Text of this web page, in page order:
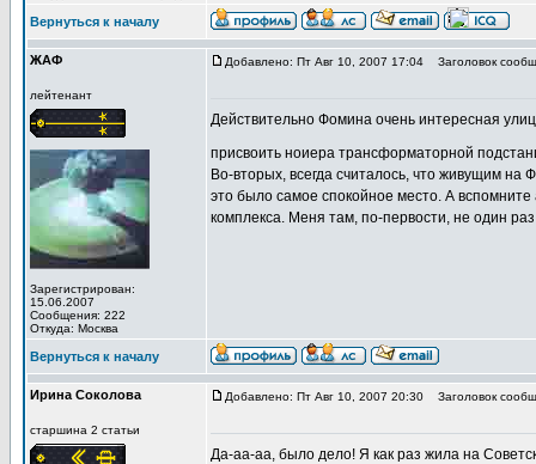
Вернуться к началу
ЖАФ
лейтенант
Зарегистрирован:
15.06.2007
Сообщения: 222
Откуда: Москва
Добавлено: Пт Авг 10, 2007 17:04 Заголовок
Действительно Фомина очень интересная
присвоить ноиера трансформаторной
Во-вторых, всегда считалось, что живущим на
это было самое спокойное место. А
комплекса. Меня там, по-первости, не один
Вернуться к началу
Ирина Соколова
старшина 2 статьи
Добавлено: Пт Авг 10, 2007 20:30 Заголовок
Да-аа-аа, было дело! Я как раз жила на